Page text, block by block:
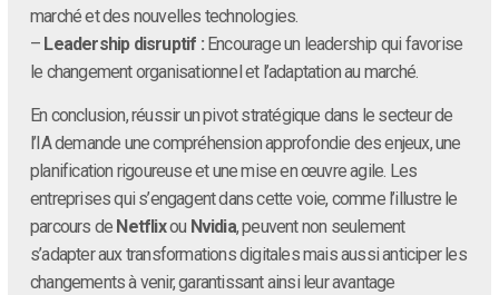
marché et des nouvelles technologies.
– Leadership disruptif :Encourage un leadership qui favorise
le changement organisationnel et l’adaptation au marché.
En conclusion, réussir un pivot stratégique dans le secteur de
l’IA demande une compréhension approfondie des enjeux, une
planification rigoureuse et une mise en œuvre agile. Les
entreprises qui s’engagent dans cette voie, comme l’illustre le
parcours de Netflixou Nvidia, peuvent non seulement
s’adapter aux transformations digitales mais aussi anticiper les
changements à venir, garantissant ainsi leur avantage